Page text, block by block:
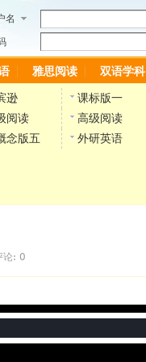
名
雅思阅读 双语学科
逊 课标版一
阅读 高级阅读
念版五 外研英语
论: 0